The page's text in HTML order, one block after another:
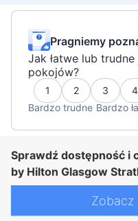
Pragniemy
Jak łatwe lub
pokojów?
1 2 3
4
Bardzo trudne Bardzo
Sprawdź dostępność i
by Hilton Glasgow
Zobacz